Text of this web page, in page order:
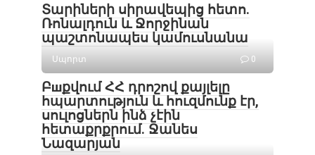
Տարիների սիրավեպից հետո․
Ռոնալդուն և Ջորջինան
պաշտոնապես կամուսնանա
Սպորտ 0
Բшքվում ՀՀ դրոշով քայլելը
հպարտություն և հուզմունք էր,
սուլոցներն ինձ չէին
հետաքրքրում. Ջանես
Նազարյան